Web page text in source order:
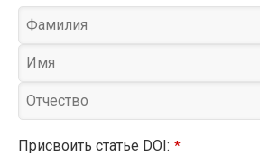
Присвоить статье DOI: *